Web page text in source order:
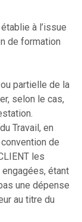
à l’issue
de formation
partielle de la
selon le cas,
Travail, en
de
les
étant
une dépense
au titre du